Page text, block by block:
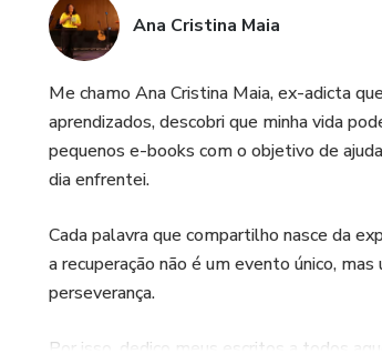
Ana Cristina Maia
Me chamo Ana Cristina Maia, ex-adicta
aprendizados, descobri que minha vida
pequenos e-books com o objetivo de
dia enfrentei.
Cada palavra que compartilho nasce da
a recuperação não é um evento único,
perseverança.
Por isso, dedico meus escritos a todos